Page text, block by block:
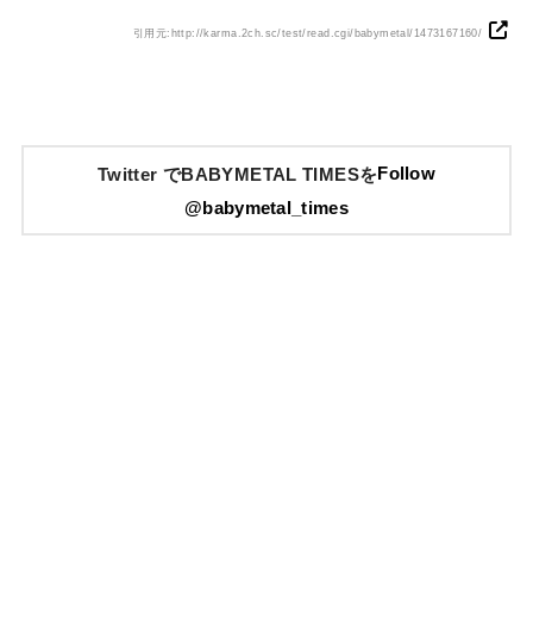
引用元:http://karma.2ch.sc/test/read.cgi/babymetal/1473167160/
Twitter でBABYMETAL TIMESをFollow
@babymetal_times